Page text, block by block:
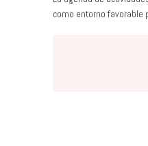
como entorno favorable